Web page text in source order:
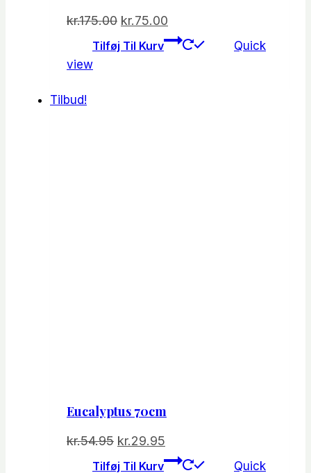
kr.175.00 Den
oprindelige
kr.75.00
aktuelle
Tilføj Til Kurv
Quick
view
Tilbud!
Eucalyptus 70cm
kr.54.95 Den
oprindelige
kr.29.95
aktuelle
Tilføj Til Kurv Quick